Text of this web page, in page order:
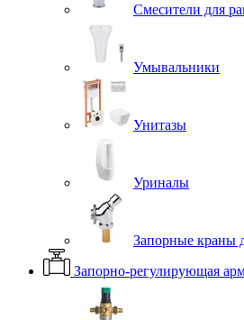
Смесители для
Умывальники
Унитазы
Уриналы
Запорные краны
Запорно-регулирующая